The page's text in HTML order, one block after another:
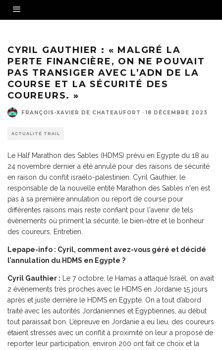
CYRIL GAUTHIER : « MALGRÉ LA
PERTE FINANCIÈRE, ON NE POUVAIT
PAS TRANSIGER AVEC L’ADN DE LA
COURSE ET LA SÉCURITÉ DES
COUREURS. »
FRANÇOIS-XAVIER DE CHATEAUFORT · 18 DÉCEMBRE 2023
ACTUALITÉ TRAIL
Le Half Marathon des Sables (HDMS) prévu en Egypte du 18 au
24 novembre dernier a été annulé pour des raisons de sécurité
en raison du conflit israélo-palestinien. Cyril Gauthier, le
responsable de la nouvelle entité Marathon des Sables n'en est
pas à sa première annulation ou report de course pour
différentes raisons mais reste confiant pour l'avenir de tels
évènements où priment la sécurité, le bien-être et le bonheur
des coureurs. Entretien.
Lepape-info : Cyril, comment avez-vous géré et décidé
l’annulation du HDMS en Egypte ?
Cyril Gauthier : Le 7 octobre, le Hamas a attaqué Israël, on avait
2 évènements très proches avec le HDMS en Jordanie 15 jours
après et juste derrière le HDMS en Egypte. On a tout d’abord
traité avec les autorités Jordaniennes et Egyptiennes, au début
tout paraissait bon. L’épreuve en Jordanie a eu lieu, des coureurs
étaient stressés avec un conflit à proximité on leur a proposé de
reporter leur participation, environ 200 ont fait ce choix et la